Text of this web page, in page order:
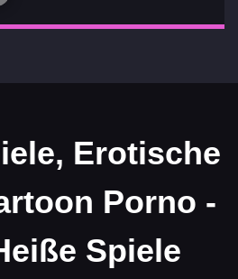
Erotische
Porno -
Spiele